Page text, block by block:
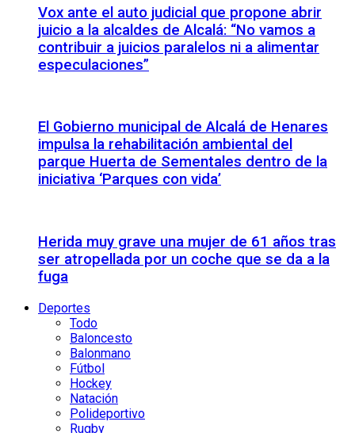
Vox ante el auto judicial que propone abrir
juicio a la alcaldes de Alcalá: “No vamos a
contribuir a juicios paralelos ni a alimentar
especulaciones”
El Gobierno municipal de Alcalá de Henares
impulsa la rehabilitación ambiental del
parque Huerta de Sementales dentro de la
iniciativa ‘Parques con vida’
Herida muy grave una mujer de 61 años tras
ser atropellada por un coche que se da a la
fuga
Deportes
Todo
Baloncesto
Balonmano
Fútbol
Hockey
Natación
Polideportivo
Rugby